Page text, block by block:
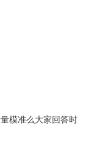
模准么大家回答时